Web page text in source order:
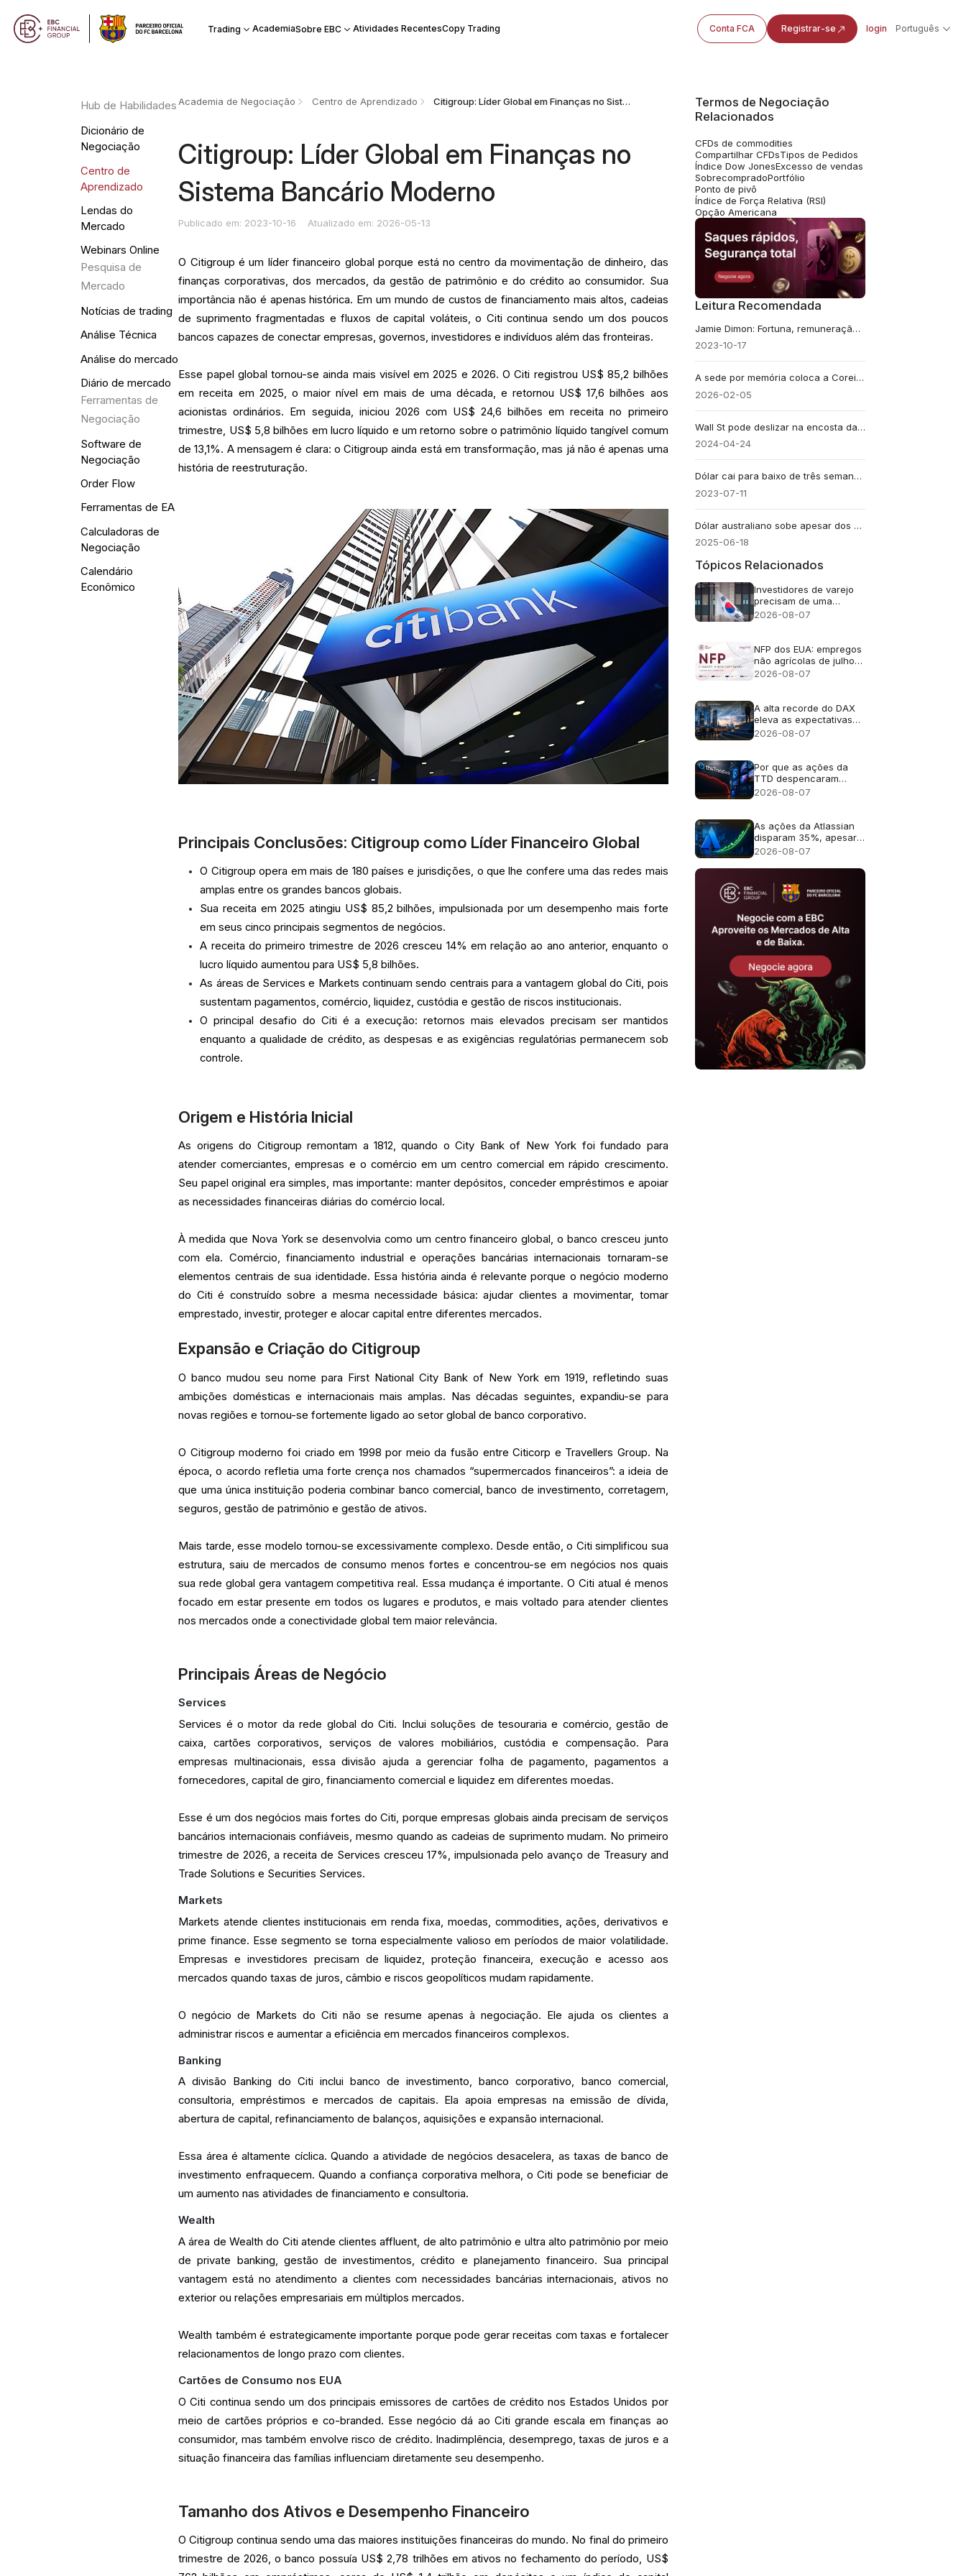
Trading AcademiaSobre EBC Atividades RecentesCopy Trading Conta FCA Registrar-se login Português
Hub de Habilidades
Dicionário de
Negociação
Centro de
Aprendizado
Lendas do
Mercado
Webinars Online
Pesquisa de
Mercado
Notícias de trading
Análise Técnica
Análise do mercado
Diário de mercado
Ferramentas de
Negociação
Software de
Negociação
Order Flow
Ferramentas de EA
Calculadoras de
Negociação
Calendário
Econômico
Academia de Negociação Centro de Aprendizado Citigroup: Líder Global em Finanças no Sistema Bancário Moderno
Citigroup: Líder Global em Finanças no
Sistema Bancário Moderno
Publicado em: 2023-10-16 Atualizado em: 2026-05-13
O Citigroup é um líder financeiro global porque está no centro da movimentação de dinheiro, das
finanças corporativas, dos mercados, da gestão de patrimônio e do crédito ao consumidor. Sua
importância não é apenas histórica. Em um mundo de custos de financiamento mais altos, cadeias
de suprimento fragmentadas e fluxos de capital voláteis, o Citi continua sendo um dos poucos
bancos capazes de conectar empresas, governos, investidores e indivíduos além das fronteiras.
Esse papel global tornou-se ainda mais visível em 2025 e 2026. O Citi registrou US$ 85,2 bilhões
em receita em 2025, o maior nível em mais de uma década, e retornou US$ 17,6 bilhões aos
acionistas ordinários. Em seguida, iniciou 2026 com US$ 24,6 bilhões em receita no primeiro
trimestre, US$ 5,8 bilhões em lucro líquido e um retorno sobre o patrimônio líquido tangível comum
de 13,1%. A mensagem é clara: o Citigroup ainda está em transformação, mas já não é apenas uma
história de reestruturação.
Principais Conclusões: Citigroup como Líder Financeiro Global
O Citigroup opera em mais de 180 países e jurisdições, o que lhe confere uma das redes mais
amplas entre os grandes bancos globais.
Sua receita em 2025 atingiu US$ 85,2 bilhões, impulsionada por um desempenho mais forte
em seus cinco principais segmentos de negócios.
A receita do primeiro trimestre de 2026 cresceu 14% em relação ao ano anterior, enquanto o
lucro líquido aumentou para US$ 5,8 bilhões.
As áreas de Services e Markets continuam sendo centrais para a vantagem global do Citi, pois
sustentam pagamentos, comércio, liquidez, custódia e gestão de riscos institucionais.
O principal desafio do Citi é a execução: retornos mais elevados precisam ser mantidos
enquanto a qualidade de crédito, as despesas e as exigências regulatórias permanecem sob
controle.
Origem e História Inicial
As origens do Citigroup remontam a 1812, quando o City Bank of New York foi fundado para
atender comerciantes, empresas e o comércio em um centro comercial em rápido crescimento.
Seu papel original era simples, mas importante: manter depósitos, conceder empréstimos e apoiar
as necessidades financeiras diárias do comércio local.
À medida que Nova York se desenvolvia como um centro financeiro global, o banco cresceu junto
com ela. Comércio, financiamento industrial e operações bancárias internacionais tornaram-se
elementos centrais de sua identidade. Essa história ainda é relevante porque o negócio moderno
do Citi é construído sobre a mesma necessidade básica: ajudar clientes a movimentar, tomar
emprestado, investir, proteger e alocar capital entre diferentes mercados.
Expansão e Criação do Citigroup
O banco mudou seu nome para First National City Bank of New York em 1919, refletindo suas
ambições domésticas e internacionais mais amplas. Nas décadas seguintes, expandiu-se para
novas regiões e tornou-se fortemente ligado ao setor global de banco corporativo.
O Citigroup moderno foi criado em 1998 por meio da fusão entre Citicorp e Travellers Group. Na
época, o acordo refletia uma forte crença nos chamados “supermercados financeiros”: a ideia de
que uma única instituição poderia combinar banco comercial, banco de investimento, corretagem,
seguros, gestão de patrimônio e gestão de ativos.
Mais tarde, esse modelo tornou-se excessivamente complexo. Desde então, o Citi simplificou sua
estrutura, saiu de mercados de consumo menos fortes e concentrou-se em negócios nos quais
sua rede global gera vantagem competitiva real. Essa mudança é importante. O Citi atual é menos
focado em estar presente em todos os lugares e produtos, e mais voltado para atender clientes
nos mercados onde a conectividade global tem maior relevância.
Principais Áreas de Negócio
Services
Services é o motor da rede global do Citi. Inclui soluções de tesouraria e comércio, gestão de
caixa, cartões corporativos, serviços de valores mobiliários, custódia e compensação. Para
empresas multinacionais, essa divisão ajuda a gerenciar folha de pagamento, pagamentos a
fornecedores, capital de giro, financiamento comercial e liquidez em diferentes moedas.
Esse é um dos negócios mais fortes do Citi, porque empresas globais ainda precisam de serviços
bancários internacionais confiáveis, mesmo quando as cadeias de suprimento mudam. No primeiro
trimestre de 2026, a receita de Services cresceu 17%, impulsionada pelo avanço de Treasury and
Trade Solutions e Securities Services.
Markets
Markets atende clientes institucionais em renda fixa, moedas, commodities, ações, derivativos e
prime finance. Esse segmento se torna especialmente valioso em períodos de maior volatilidade.
Empresas e investidores precisam de liquidez, proteção financeira, execução e acesso aos
mercados quando taxas de juros, câmbio e riscos geopolíticos mudam rapidamente.
O negócio de Markets do Citi não se resume apenas à negociação. Ele ajuda os clientes a
administrar riscos e aumentar a eficiência em mercados financeiros complexos.
Banking
A divisão Banking do Citi inclui banco de investimento, banco corporativo, banco comercial,
consultoria, empréstimos e mercados de capitais. Ela apoia empresas na emissão de dívida,
abertura de capital, refinanciamento de balanços, aquisições e expansão internacional.
Essa área é altamente cíclica. Quando a atividade de negócios desacelera, as taxas de banco de
investimento enfraquecem. Quando a confiança corporativa melhora, o Citi pode se beneficiar de
um aumento nas atividades de financiamento e consultoria.
Wealth
A área de Wealth do Citi atende clientes affluent, de alto patrimônio e ultra alto patrimônio por meio
de private banking, gestão de investimentos, crédito e planejamento financeiro. Sua principal
vantagem está no atendimento a clientes com necessidades bancárias internacionais, ativos no
exterior ou relações empresariais em múltiplos mercados.
Wealth também é estrategicamente importante porque pode gerar receitas com taxas e fortalecer
relacionamentos de longo prazo com clientes.
Cartões de Consumo nos EUA
O Citi continua sendo um dos principais emissores de cartões de crédito nos Estados Unidos por
meio de cartões próprios e co-branded. Esse negócio dá ao Citi grande escala em finanças ao
consumidor, mas também envolve risco de crédito. Inadimplência, desemprego, taxas de juros e a
situação financeira das famílias influenciam diretamente seu desempenho.
Tamanho dos Ativos e Desempenho Financeiro
O Citigroup continua sendo uma das maiores instituições financeiras do mundo. No final do primeiro
trimestre de 2026, o banco possuía US$ 2,78 trilhões em ativos no fechamento do período, US$
Termos de Negociação
Relacionados
CFDs de commodities
Compartilhar CFDsTipos de Pedidos
Índice Dow JonesExcesso de vendas
SobrecompradoPortfólio
Ponto de pivô
Índice de Força Relativa (RSI)
Opção Americana
Leitura Recomendada
Jamie Dimon: Fortuna, remuneração e carreira como CEO do JPMorgan Chase
2023-10-17
A sede por memória coloca a Coreia do Sul na vanguarda
2026-02-05
Wall St pode deslizar na encosta da esperança
2024-04-24
Dólar cai para baixo de três semanas antes dos dados de inflação
2023-07-11
Dólar australiano sobe apesar dos problemas com o minério de ferro
2025-06-18
Tópicos Relacionados
Investidores de varejo
precisam de uma
abordagem cuidadosa
da IA
2026-08-07
NFP dos EUA: empregos
não agrícolas de julho
de 2026 - Anterior: 57
2026-08-07
A alta recorde do DAX
eleva as expectativas
de lucros para as ações
2026-08-07
Por que as ações da
TTD despencaram
quase 30% após a
2026-08-07
As ações da Atlassian
disparam 35%, apesar
da previsão de
2026-08-07